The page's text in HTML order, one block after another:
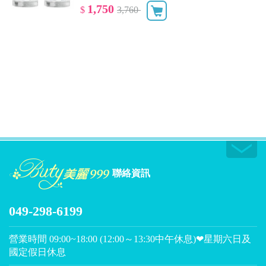
$ 1,750 3,760
聯絡資訊
049-298-6199
營業時間 09:00~18:00 (12:00～13:30中午休息)❤星期六日及
國定假日休息